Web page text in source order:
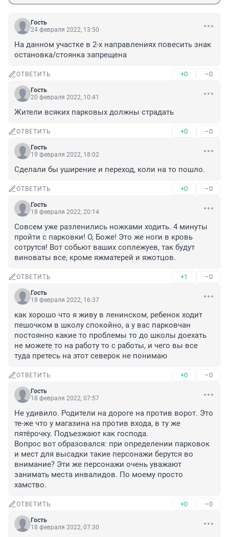
Гость
24 февраля 2022, 13:50
На данном участке в 2-х направлениях повесить знак
остановка/стоянка запрещена
ОТВЕТИТЬ +0 –0
Гость
20 февраля 2022, 10:41
Жители всяких парковых должны страдать
ОТВЕТИТЬ +0 –0
Гость
19 февраля 2022, 18:02
Сделали бы уширение и переход, коли на то пошло.
ОТВЕТИТЬ +0 –0
Гость
18 февраля 2022, 20:14
Совсем уже разленились ножками ходить. 4 минуты
пройти с парковки! О, Боже! Это же ноги в кровь
сотрутся! Вот собьют ваших соплежуев, так будут
виноваты все, кроме яжматерей и яжотцов.
ОТВЕТИТЬ +1 –0
Гость
18 февраля 2022, 16:37
как хорошо что я живу в ленинском, ребенок ходит
пешочком в школу спокойно, а у вас парковчан
постоянно какие то проблемы то до школы доехать
не можете то на работу то с работы, и чего вы все
туда претесь на этот северок не понимаю
ОТВЕТИТЬ +0 –0
Гость
18 февраля 2022, 07:57
Не удивило. Родители на дороге на против ворот. Это
те-же что у магазина на против входа, в ту же
пятёрочку. Подъезжают как господа.
Вопрос вот образовался: при определении парковок
и мест для высадки такие персонажи берутся во
внимание? Эти же персонажи очень уважают
занимать места инвалидов. По моему просто
хамство.
ОТВЕТИТЬ +0 –0
Гость
18 февраля 2022, 07:30